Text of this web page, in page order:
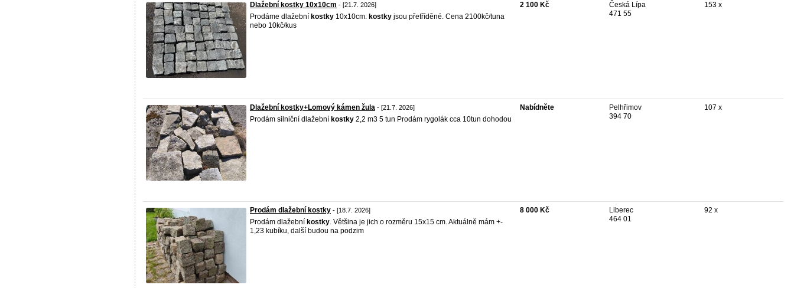
Dlažební kostky 10x10cm - [21.7. 2026]
Prodáme dlažební kostky 10x10cm. kostky jsou přetříděné. Cena 2100kč/tuna
nebo 10kč/kus
2 100 Kč
Česká Lípa
471 55
153 x
Dlažební kostky+Lomový kámen žula - [21.7. 2026]
Prodám silniční dlažební kostky 2,2 m3 5 tun Prodám rygolák cca 10tun dohodou
Nabídněte
Pelhřimov
394 70
107 x
Prodám dlažební kostky - [18.7. 2026]
Prodám dlažební kostky. Většina je jich o rozměru 15x15 cm. Aktuálně mám +-
1,23 kubíku, další budou na podzim
8 000 Kč
Liberec
464 01
92 x